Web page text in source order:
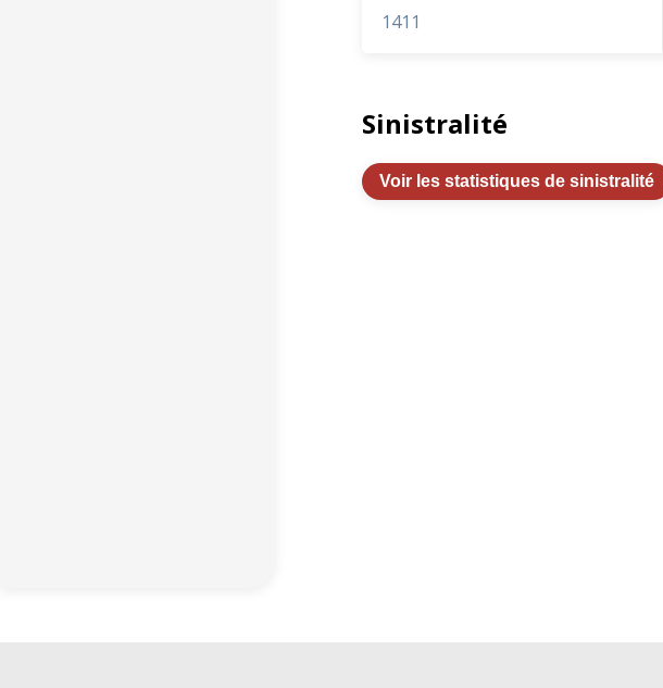
1411
Sinistralité
Voir les statistiques de sinistralité